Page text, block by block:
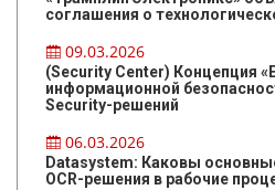
соглашения о
09.03.2026
(Security Center) Концепция
информационной
Security-решений
06.03.2026
Datasystem: Каковы
OCR-решения в рабочие